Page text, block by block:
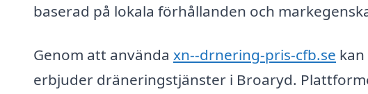
baserad på lokala förhållanden och
Genom att använda xn--drnering-pris-cfb.se
erbjuder dräneringstjänster i Broaryd.